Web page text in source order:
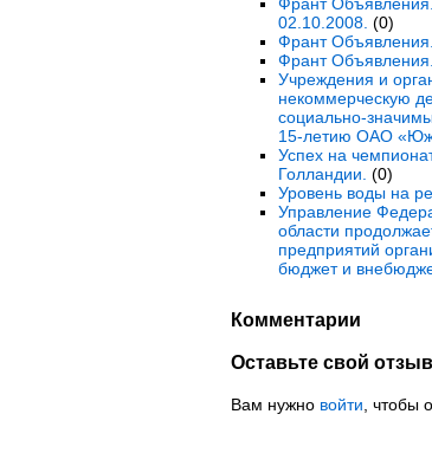
02.10.2008. (0)
Франт
Франт
Учреждения и
некоммерческую
социально-
15-летию ОАО
Успех на
Голландии. (0)
Уровень воды на
Управление
области
предприятий
бюджет и
Комментарии
Оставьте свой
Вам нужно войти , чтобы